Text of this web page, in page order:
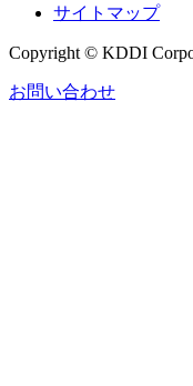
サイトマップ
Copyright © KDDI
お問い合わせ